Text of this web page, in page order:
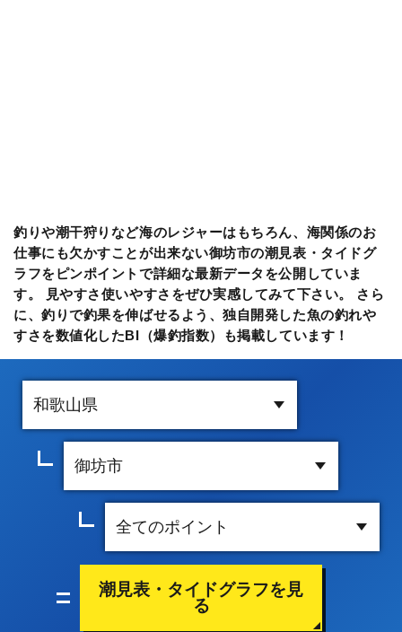
釣りや潮干狩りなど海のレジャーはもちろん、海関係のお
仕事にも欠かすことが出来ない御坊市の潮見表・タイドグ
ラフをピンポイントで詳細な最新データを公開していま
す。 見やすさ使いやすさをぜひ実感してみて下さい。 さら
に、釣りで釣果を伸ばせるよう、独自開発した魚の釣れや
すさを数値化したBI（爆釣指数）も掲載しています！
潮見表・タイドグラフを見
る